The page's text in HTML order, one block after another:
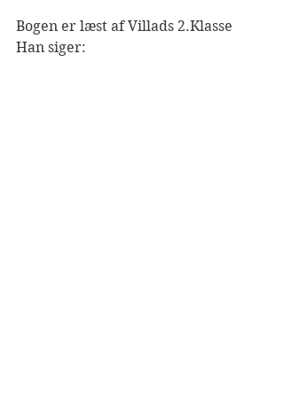
Bogen er læst af Villads 2.Klasse
Han siger: